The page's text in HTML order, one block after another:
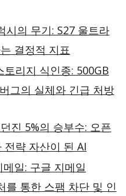
시의 무기: S27 울트라
결정적 지표
리지 식인종: 500GB
그의 실체와 긴급 처방
진 5%의 승부수: 오픈
전략 자산이 된 AI
일: 구글 지메일
를 통한 스팸 차단 및 인